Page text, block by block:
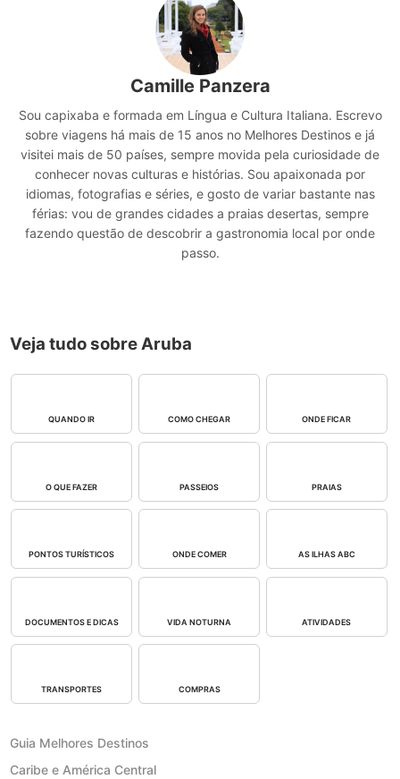
Camille Panzera
Sou capixaba e formada em Língua e Cultura Italiana. Escrevo
sobre viagens há mais de 15 anos no Melhores Destinos e já
visitei mais de 50 países, sempre movida pela curiosidade de
conhecer novas culturas e histórias. Sou apaixonada por
idiomas, fotografias e séries, e gosto de variar bastante nas
férias: vou de grandes cidades a praias desertas, sempre
fazendo questão de descobrir a gastronomia local por onde
passo.
Veja tudo sobre Aruba
QUANDO IR COMO CHEGAR ONDE FICAR
O QUE FAZER PASSEIOS PRAIAS
PONTOS TURÍSTICOS ONDE COMER AS ILHAS ABC
DOCUMENTOS E DICAS VIDA NOTURNA ATIVIDADES
TRANSPORTES COMPRAS
Guia Melhores Destinos
Caribe e América Central